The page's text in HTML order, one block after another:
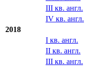
III кв. англ.
IV кв. англ.
2018
I кв. англ.
II кв. англ.
III кв. англ.